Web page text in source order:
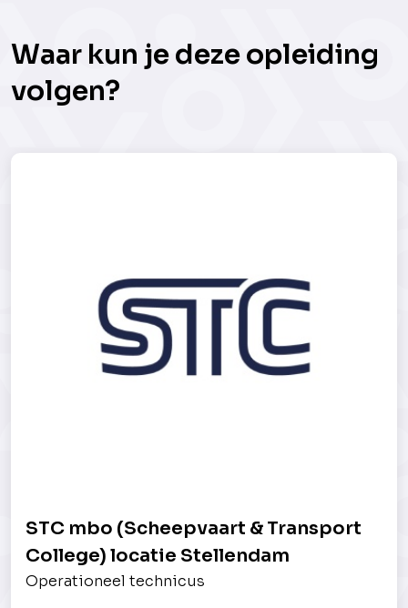
Waar kun je deze opleiding
volgen?
STC mbo (Scheepvaart & Transport
College) locatie Stellendam
Operationeel technicus